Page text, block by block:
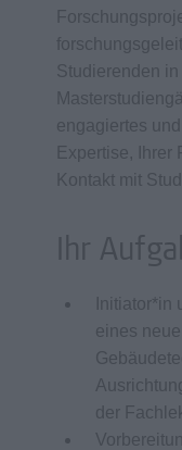
Studierenden
engagiertes
Expertise, Ihrer
Kontakt mit
Ihr
Initiator*in
eines
der